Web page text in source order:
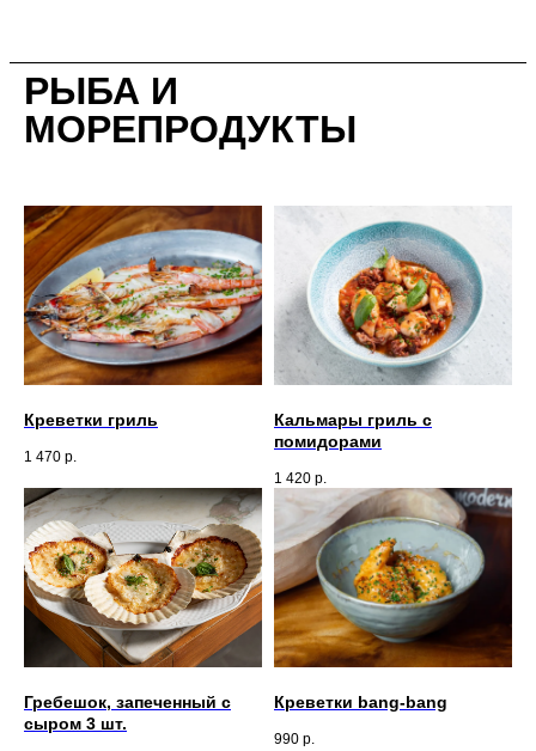
РЫБА И
МОРЕПРОДУКТЫ
Креветки гриль
1 470 р.
Кальмары гриль с
помидорами
1 420 р.
Гребешок, запеченный с
сыром 3 шт.
Креветки bang-bang
990 р.